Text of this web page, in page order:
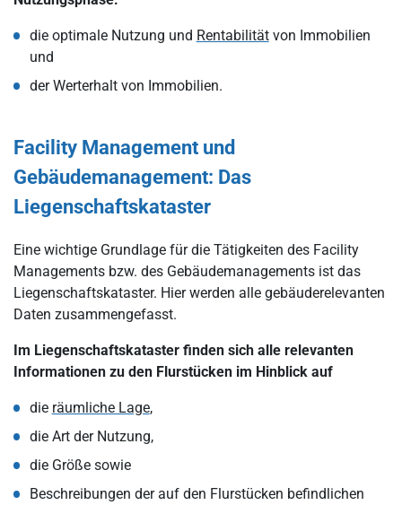
die optimale Nutzung und Rentabilitätvon Immobilien
und
der Werterhalt von Immobilien.
Facility Management und
Gebäudemanagement: Das
Liegenschaftskataster
Eine wichtige Grundlage für die Tätigkeiten des Facility
Managements bzw. des Gebäudemanagements ist das
Liegenschaftskataster. Hier werden alle gebäuderelevanten
Daten zusammengefasst.
Im Liegenschaftskataster finden sich alle relevanten
Informationen zu den Flurstücken im Hinblick auf
die räumliche Lage,
die Art der Nutzung,
die Größe sowie
Beschreibungen der auf den Flurstücken befindlichen